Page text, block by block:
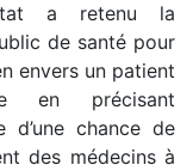
a retenu la
de santé pour
envers un patient
en précisant
d’une chance de
des médecins à